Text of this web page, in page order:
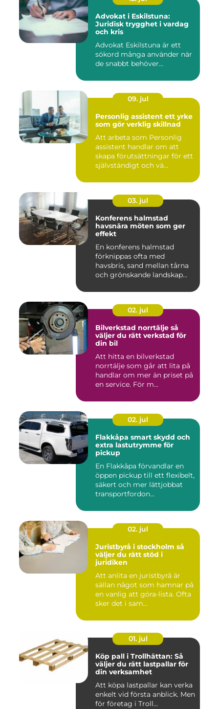
Advokat i Eskilstuna:
Juridisk trygghet i vardag
och kris
Advokat Eskilstuna är ett
sökord många använder när
de snabbt behöver...
09. jul
Personlig assistent ett yrke
som gör verklig skillnad
Att arbeta som Personlig
assistent handlar om att
skapa förutsättningar för ett
självständigt och vä...
03. jul
Konferens halmstad
havsnära möten som ger
effekt
En konferens halmstad
förknippas ofta med
havsbris, sand mellan tårna
och grönskande landskap
02. jul
Bilverkstad norrtälje så
väljer du rätt verkstad för
din bil
Att hitta en bilverkstad
norrtälje som går att lita på
handlar om mer än priset på
en service. För m...
02. jul
Flakkåpa smart skydd och
extra lastutrymme för
pickup
En Flakkåpa förvandlar en
öppen pickup till ett flexibelt,
säkert och mer lättjobbat
transportfordon...
02. jul
Juristbyrå i stockholm så
väljer du rätt stöd i
juridiken
Att anlita en juristbyrå är
sällan något som hamnar på
en vanlig att göra-lista. Ofta
sker det i sam...
01. jul
Köp pall i Trollhättan: Så
väljer du rätt lastpallar för
din verksamhet
Att köpa lastpallar kan verka
enkelt vid första anblick. Men
för företag i Troll...